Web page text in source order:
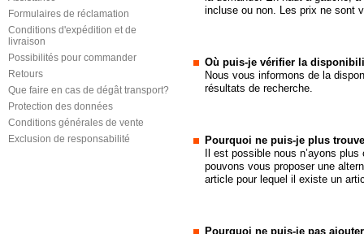
Formulaires de réclamation
Conditions d'expédition et de
livraison
Possibilités pour commander
Retours
Que faire en cas de dégât transport?
Protection des données
Conditions générales de vente
Exclusion de responsabilité
incluse ou non. Les prix ne sont
Où puis-je vérifier la
Nous vous informons de la
résultats de recherche.
Pourquoi ne puis-je plus
Il est possible nous n’ayons
pouvons vous proposer une
article pour lequel il existe un
Pourquoi ne puis-je pas